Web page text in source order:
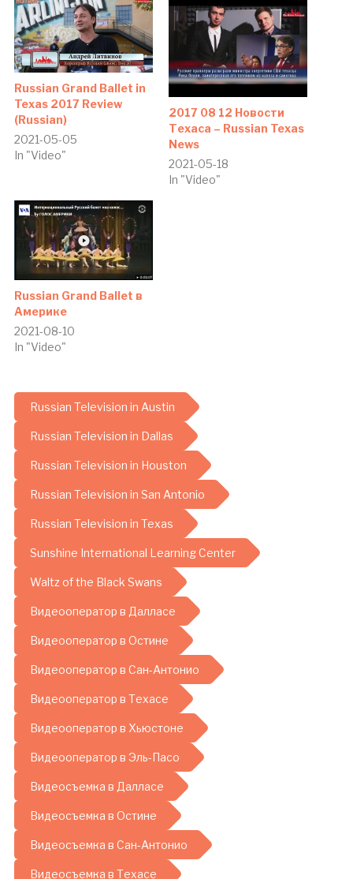
Russian Grand Ballet in
Texas 2017 Review
(Russian)
2021-05-05
In "Video"
2017 08 12 Новости
Техаса – Russian Texas
News
2021-05-18
In "Video"
Russian Grand Ballet в
Америке
2021-08-10
In "Video"
Russian Television in Austin
Russian Television in Dallas
Russian Television in Houston
Russian Television in San Antonio
Russian Television in Texas
Sunshine International Learning Center
Waltz of the Black Swans
Видеооператор в Далласе
Видеооператор в Остине
Видеооператор в Сан-Антонио
Видеооператор в Техасе
Видеооператор в Хьюстоне
Видеооператор в Эль-Пасо
Видеосъемка в Далласе
Видеосъемка в Остине
Видеосъемка в Сан-Антонио
Видеосъемка в Техасе